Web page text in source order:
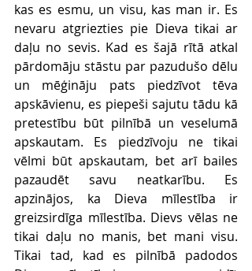
kas es esmu, un visu, kas man ir. Es
nevaru atgriezties pie Dieva tikai ar
daļu no sevis. Kad es šajā rītā atkal
pārdomāju stāstu par pazudušo dēlu
un mēģināju pats piedzīvot tēva
apskāvienu, es piepeši sajutu tādu kā
pretestību būt pilnībā un veselumā
apskautam. Es piedzīvoju ne tikai
vēlmi būt apskautam, bet arī bailes
pazaudēt savu neatkarību. Es
apzinājos, ka Dieva mīlestība ir
greizsirdīga mīlestība. Dievs vēlas ne
tikai daļu no manis, bet mani visu.
Tikai tad, kad es pilnībā padodos